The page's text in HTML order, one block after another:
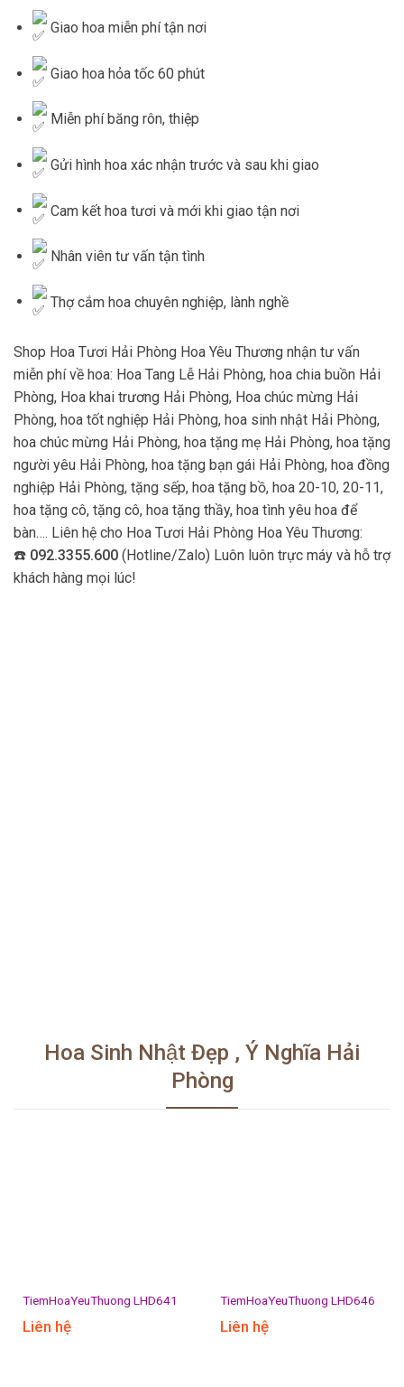
Giao hoa miễn phí tận nơi
Giao hoa hỏa tốc 60 phút
Miễn phí băng rôn, thiệp
Gửi hình hoa xác nhận trước và sau khi giao
Cam kết hoa tươi và mới khi giao tận nơi
Nhân viên tư vấn tận tình
Thợ cắm hoa chuyên nghiệp, lành nghề
Shop Hoa Tươi Hải Phòng Hoa Yêu Thương nhận tư vấn
miễn phí về hoa: Hoa Tang Lễ Hải Phòng, hoa chia buồn Hải
Phòng, Hoa khai trương Hải Phòng, Hoa chúc mừng Hải
Phòng, hoa tốt nghiệp Hải Phòng, hoa sinh nhật Hải Phòng,
hoa chúc mừng Hải Phòng, hoa tặng mẹ Hải Phòng, hoa tặng
người yêu Hải Phòng, hoa tặng bạn gái Hải Phòng, hoa đồng
nghiệp Hải Phòng, tặng sếp, hoa tặng bồ, hoa 20-10, 20-11,
hoa tặng cô, tặng cô, hoa tặng thầy, hoa tình yêu hoa để
bàn…. Liên hệ cho Hoa Tươi Hải Phòng Hoa Yêu Thương:
☎️ 092.3355.600 (Hotline/Zalo) Luôn luôn trực máy và hỗ trợ
khách hàng mọi lúc!
Hoa Sinh Nhật Đẹp , Ý Nghĩa Hải
Phòng
TiemHoaYeuThuong LHD641
Liên hệ
TiemHoaYeuThuong LHD646
Liên hệ